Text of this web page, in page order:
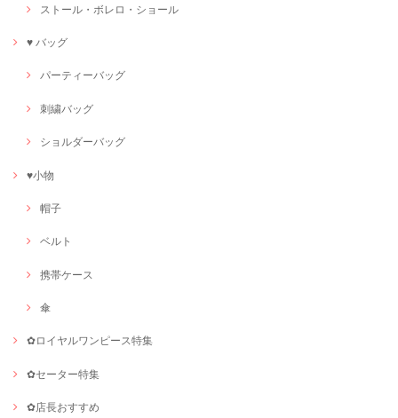
ストール・ボレロ・ショール
♥ バッグ
パーティーバッグ
刺繍バッグ
ショルダーバッグ
♥小物
帽子
ベルト
携帯ケース
傘
✿ロイヤルワンピース特集
✿セーター特集
✿店長おすすめ